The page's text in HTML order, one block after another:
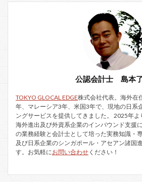
公認会計士 島本
TOKYO GLOCAL EDGE株式会社代表。海外在
年、マレーシア3年、米国3年で、現地の日系
ングサービスを提供してきました。 2025年
海外進出及び外資系企業のインバウンド支援
の業務経験と会計士として培った実務知識・
及び日系企業のシンガポール・アセアン諸国
す。お気軽にお問い合わせ ください！